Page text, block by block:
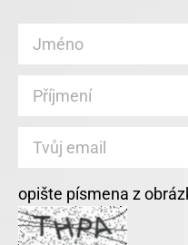
opište písmena z